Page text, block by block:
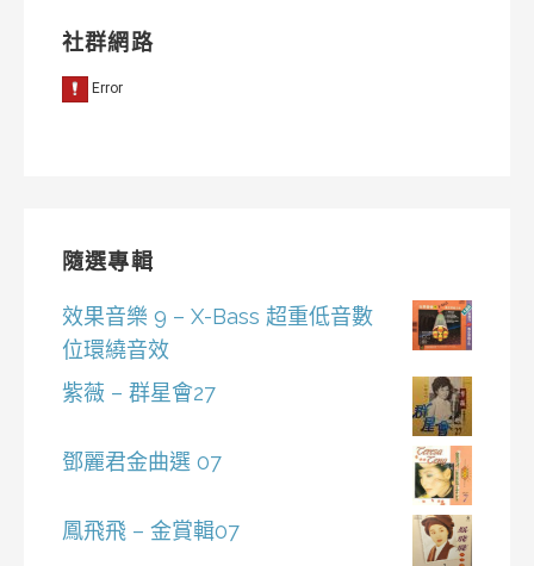
社群網路
隨選專輯
效果音樂 9 – X-Bass 超重低音數
位環繞音效
紫薇 – 群星會27
鄧麗君金曲選 07
鳳飛飛 – 金賞輯07